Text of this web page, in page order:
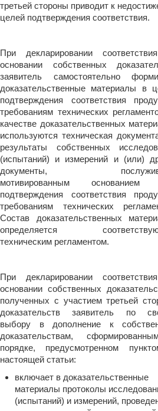
третьей стороны приводит к
целей подтверждения соответствия.
При декларировании
основании собственных
заявитель самостоятельно
доказательственные материалы в
подтверждения соответствия
требованиям технических
качестве доказательственных
используются техническая
результаты собственных
(испытаний) и измерений и (или)
документы,
мотивированным основанием
подтверждения соответствия
требованиям технических
Состав доказательственных
определяется
техническим регламентом.
При декларировании
основании собственных
полученных с участием третьей
доказательств заявитель по
выбору в дополнение к
доказательствам,
порядке, предусмотренном
настоящей статьи:
включает в доказательственные
материалы протоколы
(испытаний) и измерений,